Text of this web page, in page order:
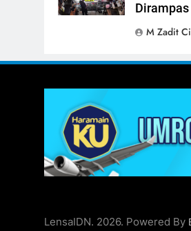
M Zadit
LensaIDN. 2026. Powered By